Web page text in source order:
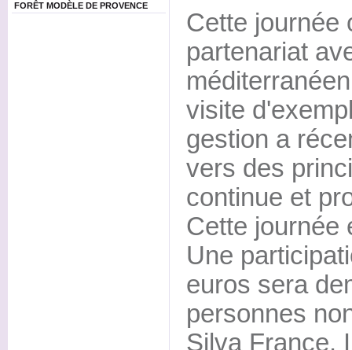
FORÊT MODÈLE DE PROVENCE
Cette journée
partenariat
visite
gestion a
vers des
continue et
Cette journée
Une
euros sera
personnes
Silva France.